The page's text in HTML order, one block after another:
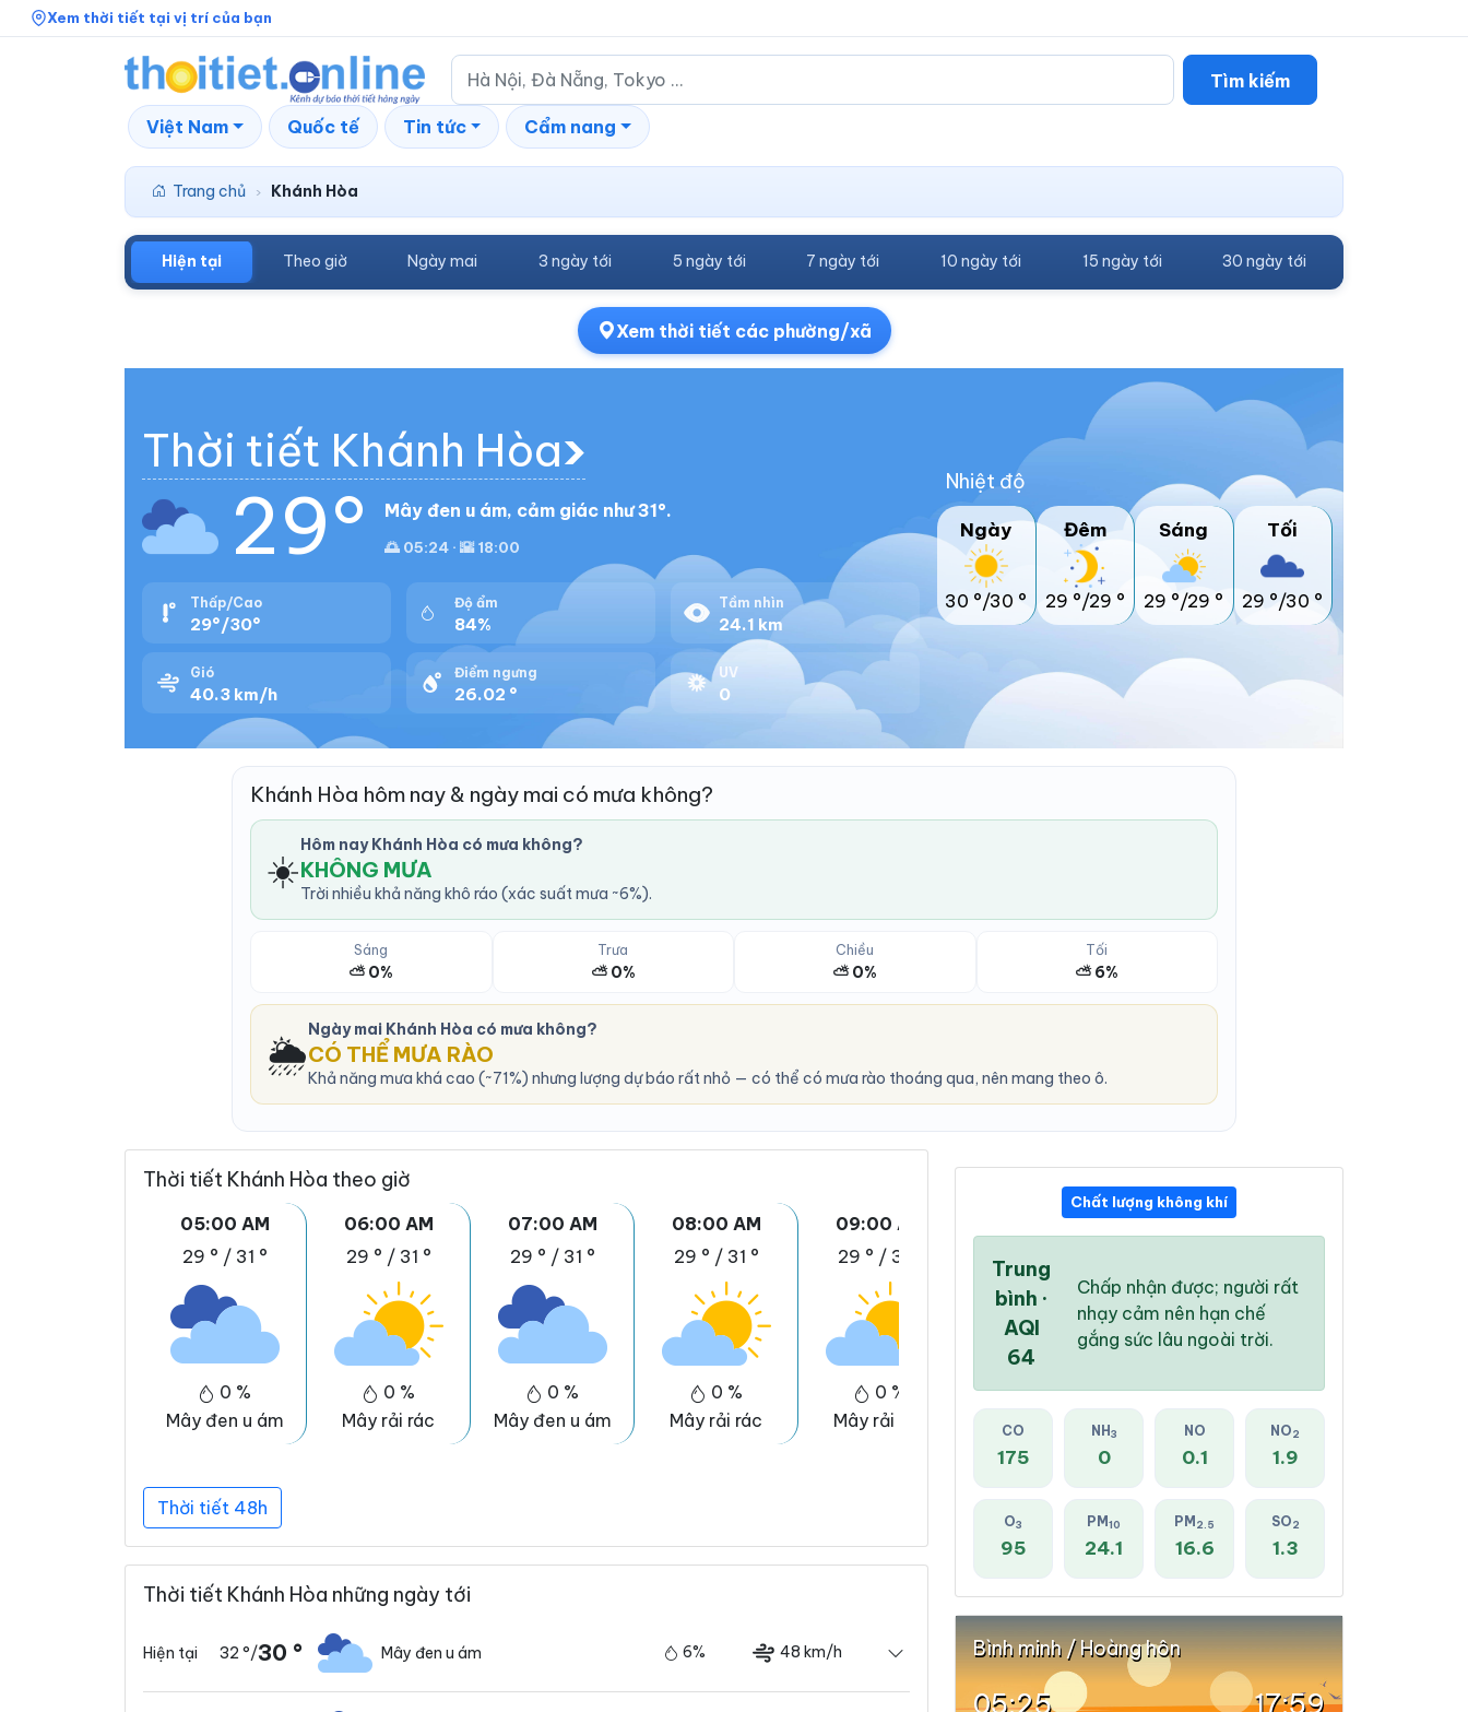
Xem thời tiết tại vị trí của bạn
Tìm kiếm
Việt Nam Quốc tế Tin tức Cẩm nang
Trang chủ › Khánh Hòa
Hiện tại Theo giờ Ngày mai 3 ngày tới 5 ngày tới 7 ngày tới 10 ngày tới 15 ngày tới 30 ngày tới
Xem thời tiết các phường/xã
Thời tiết Khánh Hòa
29° Mây đen u ám, cảm giác như 31°.
🌅 05:24 · 🌇 18:00
Thấp/Cao
29°/30°
Độ ẩm
84%
Tầm nhìn
24.1 km
Gió
40.3 km/h
Điểm ngưng
26.02 °
UV
0
Nhiệt độ
Ngày
30 °/30 °
Đêm
29 °/29 °
Sáng
29 °/29 °
Tối
29 °/30 °
Khánh Hòa hôm nay & ngày mai có mưa không?
☀️
Hôm nay Khánh Hòa có mưa không?
KHÔNG MƯA
Trời nhiều khả năng khô ráo (xác suất mưa ~6%).
Sáng
⛅ 0%
Trưa
⛅ 0%
Chiều
⛅ 0%
Tối
⛅ 6%
🌦️
Ngày mai Khánh Hòa có mưa không?
CÓ THỂ MƯA RÀO
Khả năng mưa khá cao (~71%) nhưng lượng dự báo rất nhỏ — có thể có mưa rào thoáng qua, nên mang theo ô.
Thời tiết Khánh Hòa theo giờ
05:00 AM
29 ° / 31 °
0 %
Mây đen u ám
06:00 AM
29 ° / 31 °
0 %
Mây rải rác
07:00 AM
29 ° / 31 °
0 %
Mây đen u ám
08:00 AM
29 ° / 31 °
0 %
Mây rải rác
09:00 AM
29 ° / 31 °
0 %
Mây rải rác
10:00 AM
29 °
0 %
Mây đen u ám
11:00 AM
0 %
Mây rải rác
Thời tiết 48h
Thời tiết Khánh Hòa những ngày tới
Hiện tại 32 °/30 ° Mây đen u ám 6% 48 km/h
Chất lượng không khí
Trung
bình ·
AQI
64
Chấp nhận được; người rất
nhạy cảm nên hạn chế
gắng sức lâu ngoài trời.
CO
175
NH 3
0
NO
0.1
NO2
1.9
O3
95
PM 10
24.1
PM 2.5
16.6
SO2
1.3
Bình minh / Hoàng hôn
05:25 17:59